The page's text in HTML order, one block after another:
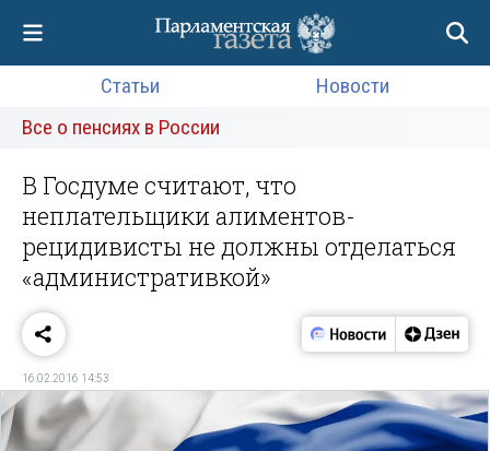
Статьи
Новости
Все о пенсиях в России
В Госдуме считают, что
неплательщики алиментов-
рецидивисты не должны отделаться
«административкой»
16.02.2016 14:53